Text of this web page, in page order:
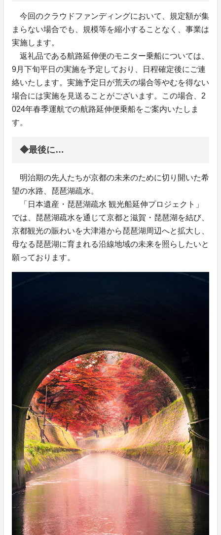
今回のクラウドファンディングにおいて、規定額が集
まらない場合でも、規模等を縮小することなく、事業は
実施します。
返礼品である航路延伸便のモニター乗船については、
9月下旬平日の実施を予定しており、日程確定後にご連
絡いたします。実施予定日が荒天の場合等やむを得ない
場合には実施を見送ることがございます。この場合、2
024年春季運航での航路延伸便乗船をご案内いたしま
す。
◆最後に…
明治期の先人たちが京都の未来のために切り開いた希
望の水路、琵琶湖疏水。
「日本遺産・琵琶湖疏水 観光船延伸プロジェクト」
では、琵琶湖疏水を通じて京都と滋賀・琵琶湖を結び、
京都観光の賑わいを大津港から琵琶湖周辺へと拡大し、
母なる琵琶湖に育まれる沿線地域の未来を照らしたいと
願っております。